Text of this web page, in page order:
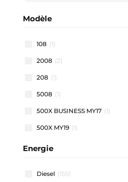
Modèle
108 (1)
2008 (2)
208 (1)
5008 (1)
500X BUSINESS MY17 (1)
500X MY19 (1)
500X MY22
911 CARRERA COUPE
Energie
Diesel (155)